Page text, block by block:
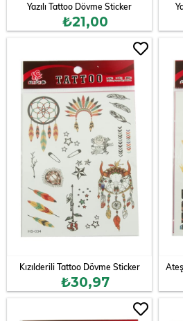
Yazılı Tattoo Dövme Sticker
₺21,00
Kızılderili Tattoo Dövme Sticker
₺30,97